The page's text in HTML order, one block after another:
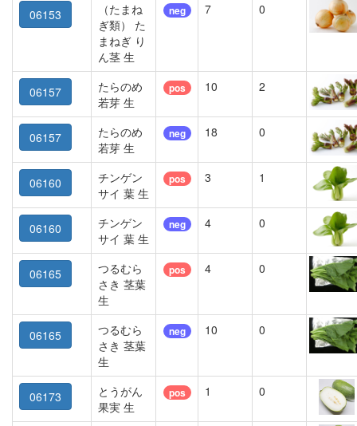
06153
（たまね
ぎ類） た
まねぎ り
ん茎 生
neg 7 0
06157
たらのめ
若芽 生
pos 10 2
06157
たらのめ
若芽 生
neg 18 0
06160
チンゲン
サイ 葉 生
pos 3 1
06160
チンゲン
サイ 葉 生
neg 4 0
06165
つるむら
さき 茎葉
生
pos 4 0
06165
つるむら
さき 茎葉
生
neg 10 0
06173
とうがん
果実 生
pos 1 0